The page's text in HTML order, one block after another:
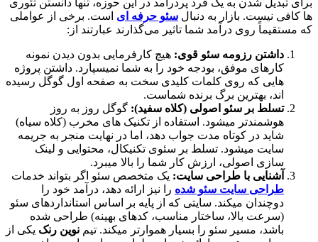
برای تبدیل شدن به یک فرد پردرآمد در این حوزه، تنها دانستن تئوری‌
ها کافی نیست. بازار به دنبال سئو حرفه ای است. برخی از عواملی
که مستقیماً روی درآمد شما تاثیر می‌گذارند عبارتند از:
داشتن رزومه سئو قوی: هیچ کارفرمایی بدون دیدن نمونه
کارهای موفق، بودجه خود را به شما نمیسپارد. داشتن پروژه‌
هایی که روی کلمات کلیدی سخت به صفحه اول گوگل رسیده‌
اند، بهترین برگ برنده شماست.
تسلط بر سئو اصولی (کلاه سفید): گوگل روز به روز
هوشمندتر میشود. استفاده از تکنیک‌ های مخرب (کلاه سیاه)
شاید در کوتاه‌ مدت جواب دهد، اما در نهایت منجر به جریمه
سایت میشود. تسلط بر سئوی تکنیکال، محتوایی و لینک‌
سازی اصولی، ارزش کار شما را بالا میبرد.
آشنایی با طراحی سایت: یک متخصص سئو اگر بتواند خدمات
طراحی سایت سئو شده را نیز ارائه دهد، درآمد خود را
دوچندان میکند. سایتی که از پایه بر اساس استانداردهای سئو
(سرعت بالا، ساختار مناسب، کدهای بهینه) طراحی شده
باشد، مسیر سئو را بسیار هموارتر میکند. تیم نوین رنک یکی از